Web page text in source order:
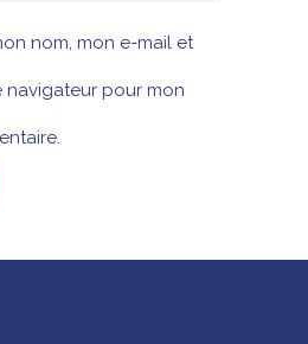
nom, mon e-mail et
navigateur pour mon